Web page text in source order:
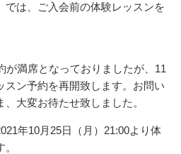
では、ご入会前の体験レッスンを
が満席となっておりましたが、11
スン予約を再開致します。お問い
大変お待たせ致しました。
年10月25日（月）21:00より体